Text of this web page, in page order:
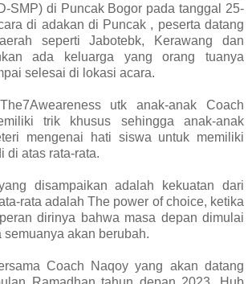
SMP) di Puncak Bogor pada tanggal 25-
di adakan di Puncak , peserta datang
seperti Jabotebk, Kerawang dan
ada keluarga yang orang tuanya
selesai di lokasi acara.
utk anak-anak Coach
trik khusus sehingga anak-anak
mengenai hati siswa untuk memiliki
di atas rata-rata.
disampaikan adalah kekuatan dari
rata adalah The power of choice, ketika
dirinya bahwa masa depan dimulai
semuanya akan berubah.
Coach Naqoy yang akan datang